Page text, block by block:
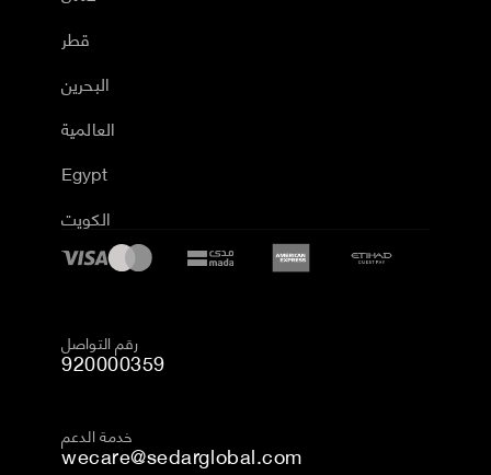
قطر
البحرين
العالمية
Egypt
الكويت
رقم التواصل
920000359
خدمة الدعم
wecare@sedarglobal.com